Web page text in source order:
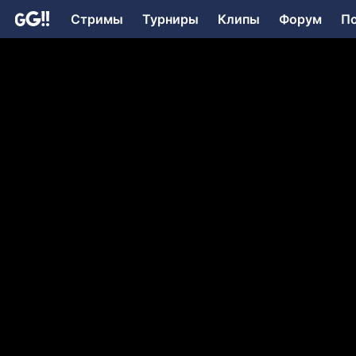
Стримы Турниры Клипы Форум